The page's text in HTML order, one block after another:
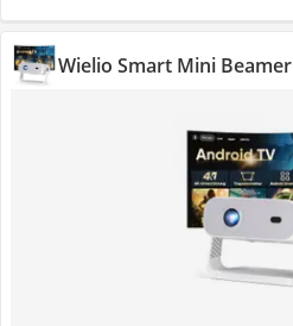
Wielio Smart Mini Beamer